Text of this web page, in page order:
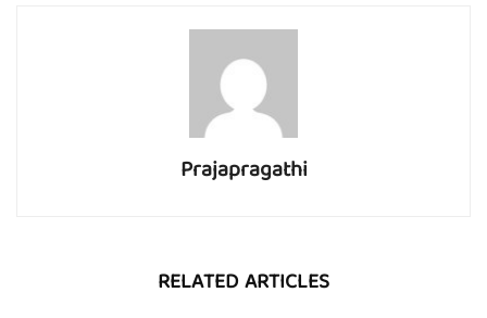
Prajapragathi
RELATED ARTICLES